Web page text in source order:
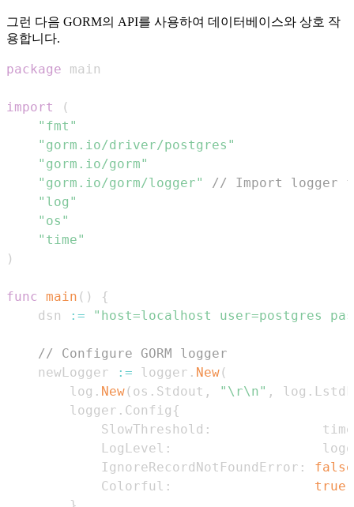
그런 다음 GORM의 API를 사용하여 데이터베이스와 상호 작
용합니다.
package
import
(
"fmt"
"gorm.io/driver/postgres"
"gorm.io/gorm"
"gorm.io/gorm/logger"
// Import logger
"log"
"os"
"time"
)
func main ( )
{
	dsn
:= "host=localhost user=postgres
// Configure GORM logger
	newLogger
:= logger . New(
		log
. New( os . Stdout , "\r\n" , log .
		logger
. Config {
			SlowThreshold
:
              time
			LogLevel
:
			IgnoreRecordNotFoundError
:
false
			Colorful
: true